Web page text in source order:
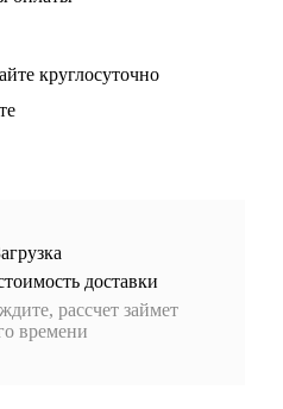
доставки
рассчет займет
времени